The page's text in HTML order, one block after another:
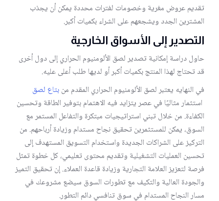
تقديم عروض مغرية وخصومات لفترات محددة يمكن أن يجذب
المشترين الجدد ويشجعهم على الشراء بكميات أكبر.
التصدير إلى الأسواق الخارجية
حاول دراسة إمكانية تصدير لصق الألومنيوم الحراري إلى دول أخرى
قد تحتاج لهذا المنتج بكميات أكبر أو لديها طلب أعلى عليه.
في النهايه يعتبر لصق الألومنيوم الحراري المقدم منبتاع لصق
استثمار مثاليًا في عصر يتزايد فيه الاهتمام بتوفير الطاقة وتحسين
الكفاءة. من خلال تبني استراتيجيات مبتكرة والتفاعل المستمر مع
السوق، يمكن للمستثمرين تحقيق نجاح مستدام وزيادة أرباحهم. من
التركيز على الشراكات الجديدة واستخدام التسويق المستهدف إلى
تحسين العمليات التشغيلية وتقديم محتوى تعليمي، كل خطوة تمثل
فرصة لتعزيز العلامة التجارية وزيادة قاعدة العملاء. إن تحقيق التميز
والجودة العالية والتكيف مع تطورات السوق سيضع مشروعك في
مسار النجاح المستدام في سوق تنافسي دائم التطور.